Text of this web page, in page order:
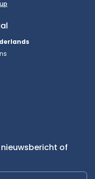
of